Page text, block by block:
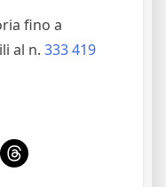
fino a
al n. 333 419